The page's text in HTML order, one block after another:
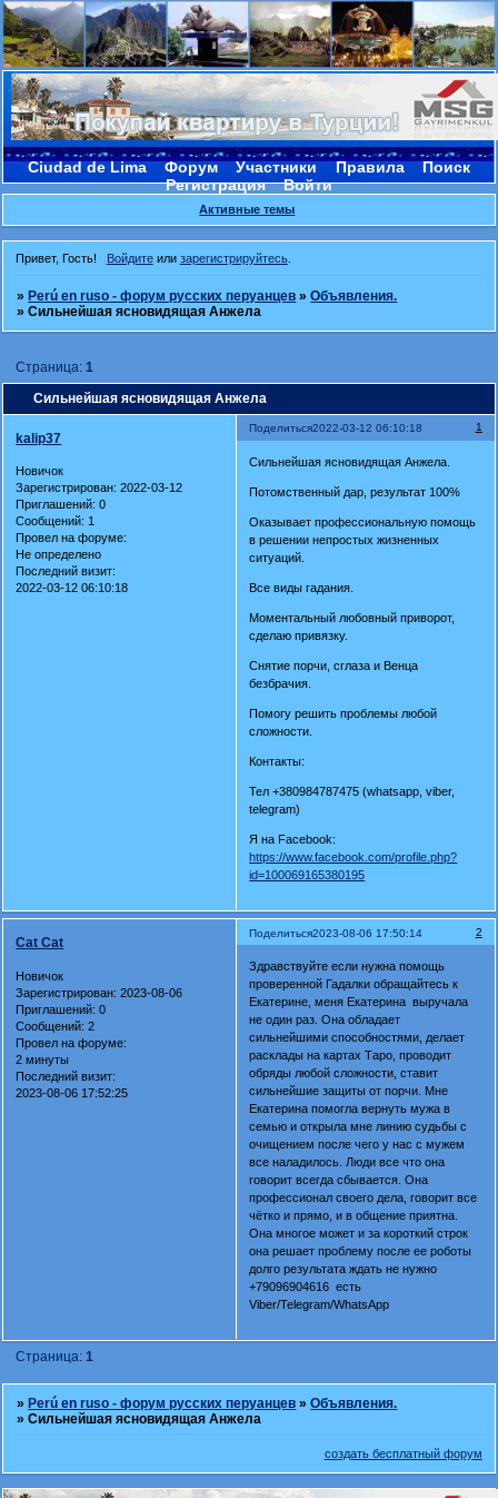
Ciudad de Lima Форум Участники Правила
Поиск
Регистрация
Войти
Активные темы
Привет, Гость! Войдитеили зарегистрируйтесь.
»Perú en ruso - форум русских перуанцев »Объявления.
»Сильнейшая ясновидящая Анжела
Сильнейшая ясновидящая Анжела
Страница:1
Поделиться 1
2022-03-12 06:10:18
kalip37
Новичок
Зарегистрирован: 2022-03-12
Приглашений: 0
Сообщений: 1
Провел на форуме:
Не определено
Последний визит:
2022-03-12 06:10:18
Сильнейшая ясновидящая Анжела.
Потомственный дар, результат 100%
Оказывает профессиональную помощь
в решении непростых жизненных
ситуаций.
Все виды гадания.
Моментальный любовный приворот,
сделаю привязку.
Снятие порчи, сглаза и Венца
безбрачия.
Помогу решить проблемы любой
сложности.
Контакты:
Тел +380984787475 (whatsapp, viber,
telegram)
Я на Facebook:
https://www.facebook.com/profile.php?
id=100069165380195
Поделиться 2
2023-08-06 17:50:14
Cat Cat
Новичок
Зарегистрирован: 2023-08-06
Приглашений: 0
Сообщений: 2
Провел на форуме:
2 минуты
Последний визит:
2023-08-06 17:52:25
Здравствуйте если нужна помощь
проверенной Гадалки обращайтесь к
Екатерине, меня Екатерина выручала
не один раз. Она обладает
сильнейшими способностями, делает
расклады на картах Таро, проводит
обряды любой сложности, ставит
сильнейшие защиты от порчи. Мне
Екатерина помогла вернуть мужа в
семью и открыла мне линию судьбы с
очищением после чего у нас с мужем
все наладилось. Люди все что она
говорит всегда сбывается. Она
профессионал своего дела, говорит все
чётко и прямо, и в общение приятна.
Она многое может и за короткий строк
она решает проблему после ее роботы
долго результата ждать не нужно
+79096904616 есть
Viber/Telegram/WhatsApp
Страница:1
»Perú en ruso - форум русских перуанцев »Объявления.
»Сильнейшая ясновидящая Анжела
создать бесплатный форум